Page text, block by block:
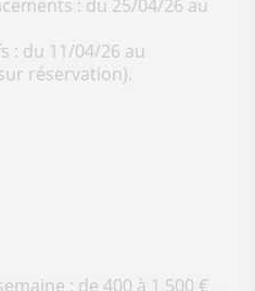
: du 25/04/26 au
: du 11/04/26 au
réservation).
: de 400 à 1 500 €